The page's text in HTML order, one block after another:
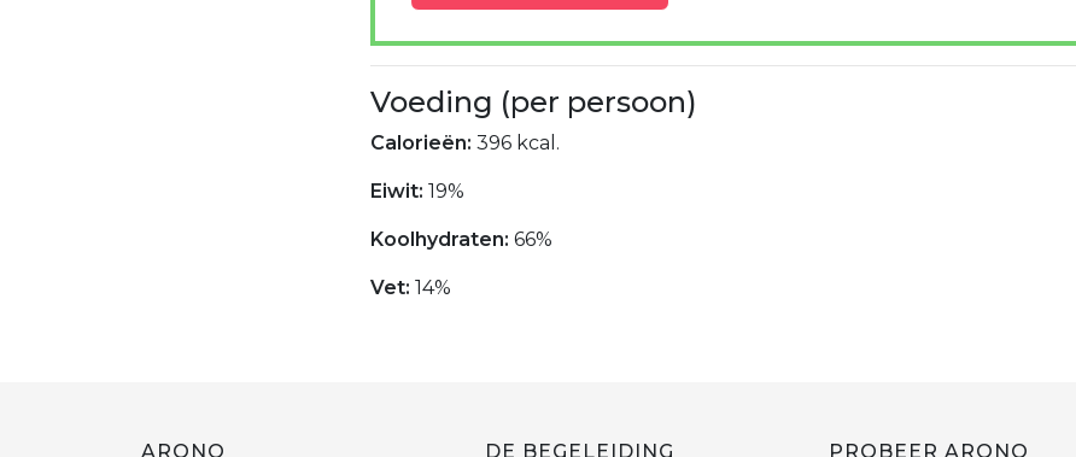
Voeding (per persoon)
Calorieën: 396 kcal.
Eiwit: 19%
Koolhydraten: 66%
Vet: 14%
ARONO DE BEGELEIDING PROBEER ARONO